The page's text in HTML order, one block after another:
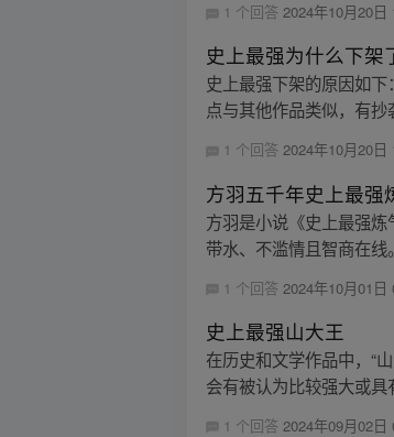
1 个回答2024年10月20日
史上最强为什么下架
史上最强下架的原因如
点与其他作品类似，有抄
1 个回答2024年10月20日
方羽五千年史上最强
方羽是小说《史上最强
带水、不滥情且智商在
1 个回答 2024年10月01日
史上最强山大王
在历史和文学作品中，“
会有被认为比较强大或具
1 个回答 2024年09月02日